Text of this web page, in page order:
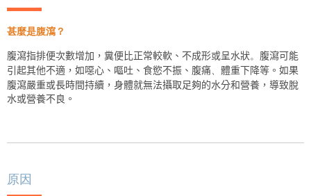
小貼士‧「家」資源
甚麼是腹瀉？
腹瀉指排便次數增加， 糞便比正常較軟、不成形或呈水狀。 腹瀉可能
引起其他不適，如噁心、嘔吐、食慾不振、腹痛、 體重下降等。如果
腹瀉嚴重或長時間持續，身體就無法攝取足夠的水分和營養，導致脫
水或營養不良。
原因